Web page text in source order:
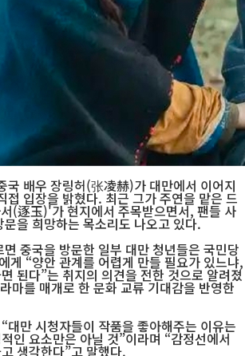
국 배우 장링허(张凌赫)가 대만에서 이어지
접 입장을 밝혔다. 최근 그가 주연을 맡은 드
(逐玉)'가 현지에서 주목받으면서, 팬들 사
을 희망하는 목소리도 나오고 있다.
중국을 방문한 일부 대만 청년들은 국민당
게 “양안 관계를 어렵게 만들 필요가 있느냐,
된다”는 취지의 의견을 전한 것으로 알려졌
마를 매개로 한 문화 교류 기대감을 반영한
대만 시청자들이 작품을 좋아해주는 이유는
인 요소만은 아닐 것”이라며 “감정선에서
생각한다”고 말했다.